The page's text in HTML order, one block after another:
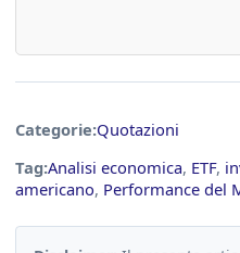
Categorie:Quotazioni
Tag:Analisi economica, ETF,
americano, Performance del